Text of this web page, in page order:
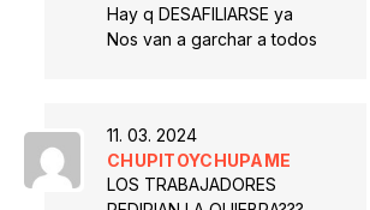
Hay q DESAFILIARSE ya
Nos van a garchar a todos
11. 03. 2024
CHUPITOYCHUPAME
LOS TRABAJADORES